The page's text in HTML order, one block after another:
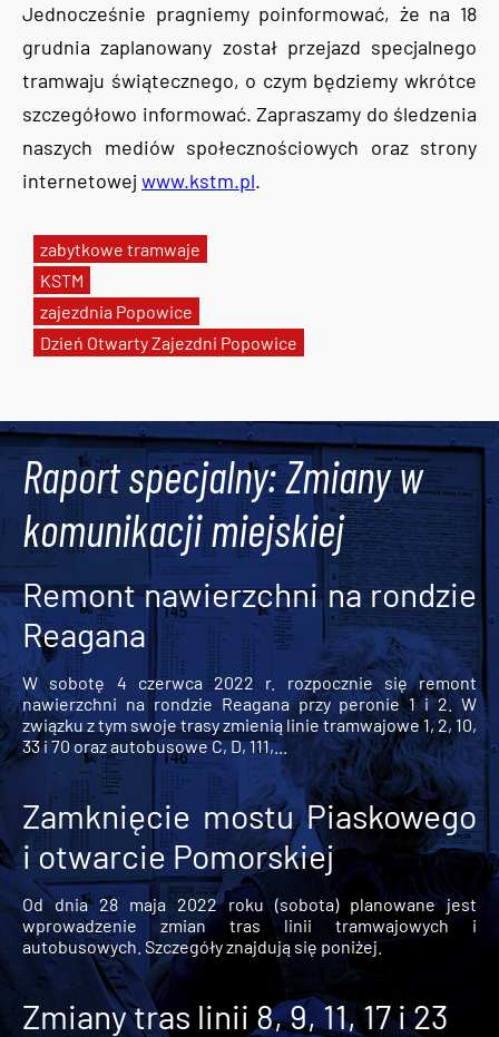
zabytkowe tramwaje
KSTM
zajezdnia Popowice
Dzień Otwarty Zajezdni Popowice
Jednocześnie pragniemy poinformować, że na 18
grudnia zaplanowany został przejazd specjalnego
tramwaju świątecznego, o czym będziemy wkrótce
szczegółowo informować. Zapraszamy do śledzenia
naszych mediów społecznościowych oraz strony
internetowej www.kstm.pl.
Raport specjalny: Zmiany w
komunikacji miejskiej
Remont nawierzchni na rondzie
Reagana
W sobotę 4 czerwca 2022 r. rozpocznie się remont
nawierzchni na rondzie Reagana przy peronie 1 i 2. W
związku z tym swoje trasy zmienią linie tramwajowe 1, 2, 10,
33 i 70 oraz autobusowe C, D, 111,...
Zamknięcie mostu Piaskowego
i otwarcie Pomorskiej
Od dnia 28 maja 2022 roku (sobota) planowane jest
wprowadzenie zmian tras linii tramwajowych i
autobusowych. Szczegóły znajdują się poniżej.
Zmiany tras linii 8, 9, 11, 17 i 23